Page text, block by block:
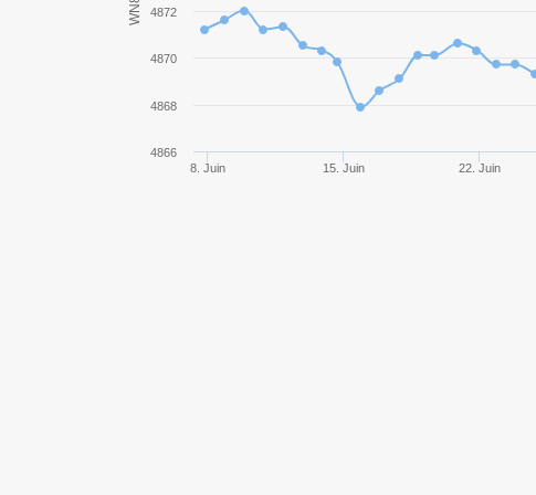
Leopard Prototyp A
Object 277
WN8
8. Juin 15. Juin 22. Juin
4866
4868
4870
4872